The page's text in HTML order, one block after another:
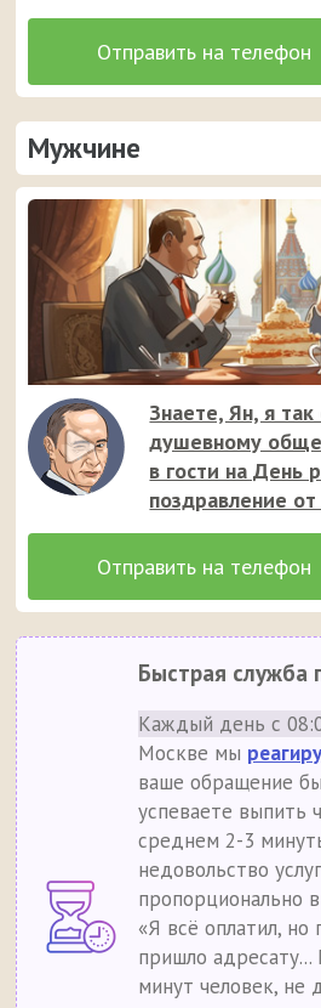
Мужчине
Знаете, Ян, я так
душевному
в гости на День
поздравление
Быстрая служба
Каждый день с
Москве мы
ваше обращение
успеваете выпить
среднем 2-3
недовольство
пропорционально
«Я всё оплатил, но
пришло адресату...
минут человек, не